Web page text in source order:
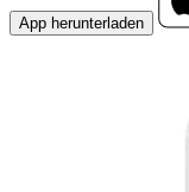
App herunterladen